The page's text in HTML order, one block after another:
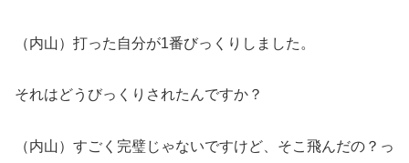
（内山）打った自分が1番びっくりしました。
それはどうびっくりされたんですか？
（内山）すごく完璧じゃないですけど、そこ飛んだの？っ